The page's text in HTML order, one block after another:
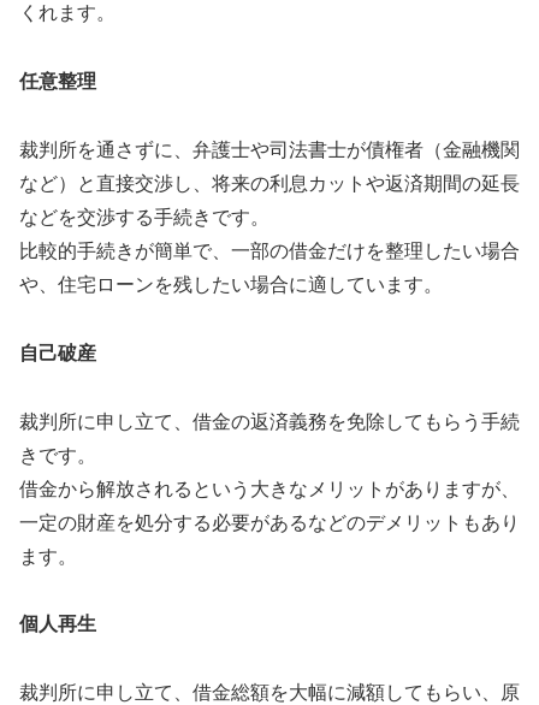
くれます。
任意整理
裁判所を通さずに、弁護士や司法書士が債権者（金融機関
など）と直接交渉し、将来の利息カットや返済期間の延長
などを交渉する手続きです。
比較的手続きが簡単で、一部の借金だけを整理したい場合
や、住宅ローンを残したい場合に適しています。
自己破産
裁判所に申し立て、借金の返済義務を免除してもらう手続
きです。
借金から解放されるという大きなメリットがありますが、
一定の財産を処分する必要があるなどのデメリットもあり
ます。
個人再生
裁判所に申し立て、借金総額を大幅に減額してもらい、原